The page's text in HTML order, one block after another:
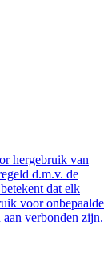
hergebruik van
d.m.v. de
dat elk
voor onbepaalde
aan verbonden zijn.